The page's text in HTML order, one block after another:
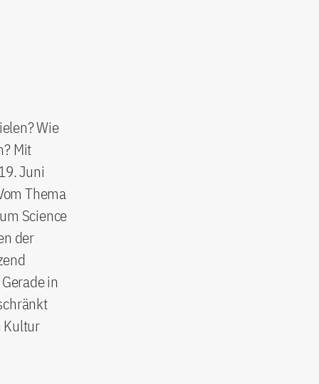
Wie
Mit
Juni
Thema
Science
der
in
Kultur